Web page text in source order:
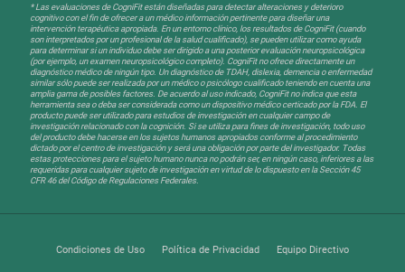
* Las evaluaciones de CogniFit están diseñadas para detectar alteraciones y deterioro
cognitivo con el fin de ofrecer a un médico información pertinente para diseñar una
intervención terapéutica apropiada. En un entorno clínico, los resultados de CogniFit (cuando
son interpretados por un profesional de la salud cualificado), se pueden utilizar como ayuda
para determinar si un individuo debe ser dirigido a una posterior evaluación neuropsicológica
(por ejemplo, un examen neuropsicológico completo). CogniFit no ofrece directamente un
diagnóstico médico de ningún tipo. Un diagnóstico de TDAH, dislexia, demencia o enfermedad
similar sólo puede ser realizada por un médico o psicólogo cualificado teniendo en cuenta una
amplia gama de posibles factores. De acuerdo al uso indicado, CogniFit no indica que esta
herramienta sea o deba ser considerada como un dispositivo médico certicado por la FDA. El
producto puede ser utilizado para estudios de investigación en cualquier campo de
investigación relacionado con la cognición. Si se utiliza para fines de investigación, todo uso
del producto debe hacerse en los sujetos humanos apropiados conforme al procedimiento
dictado por el centro de investigación y será una obligación por parte del investigador. Todas
estas protecciones para el sujeto humano nunca no podrán ser, en ningún caso, inferiores a las
requeridas para cualquier sujeto de investigación en virtud de lo dispuesto en la Sección 45
CFR 46 del Código de Regulaciones Federales.
Condiciones de Uso Política de Privacidad Equipo Directivo